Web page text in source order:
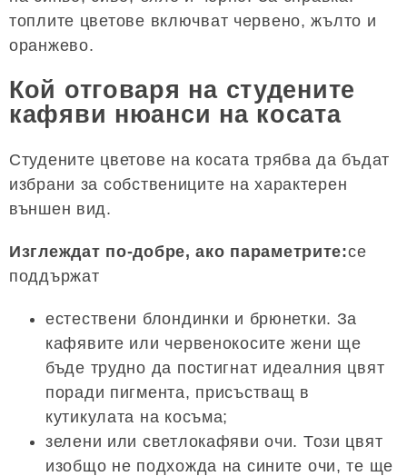
топлите цветове включват червено, жълто и
оранжево.
Кой отговаря на студените
кафяви нюанси на косата
Студените цветове на косата трябва да бъдат
избрани за собствениците на характерен
външен вид.
Изглеждат по-добре, ако параметрите:се
поддържат
естествени блондинки и брюнетки. За
кафявите или червенокосите жени ще
бъде трудно да постигнат идеалния цвят
поради пигмента, присъстващ в
кутикулата на косъма;
зелени или светлокафяви очи. Този цвят
изобщо не подхожда на сините очи, те ще